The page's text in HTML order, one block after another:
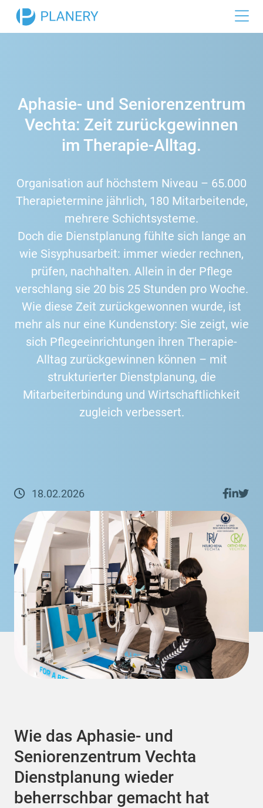
Urlaubsplan
Einzelhandel
Hotellerie
Medizin
Industrie
Referenzen
Preise
Aphasie- und Seniorenzentrum
Vechta: Zeit zurückgewinnen
im Therapie-Alltag.
Organisation auf höchstem Niveau – 65.000
Therapietermine jährlich, 180 Mitarbeitende,
mehrere Schichtsysteme.
Doch die Dienstplanung fühlte sich lange an
wie Sisyphusarbeit: immer wieder rechnen,
prüfen, nachhalten. Allein in der Pflege
verschlang sie 20 bis 25 Stunden pro Woche.
Wie diese Zeit zurückgewonnen wurde, ist
mehr als nur eine Kundenstory: Sie zeigt, wie
sich Pflegeeinrichtungen ihren Therapie-
Alltag zurückgewinnen können – mit
strukturierter Dienstplanung, die
Mitarbeiterbindung und Wirtschaftlichkeit
zugleich verbessert.
18.02.2026
Wie das Aphasie- und
Seniorenzentrum Vechta
Dienstplanung wieder
beherrschbar gemacht hat